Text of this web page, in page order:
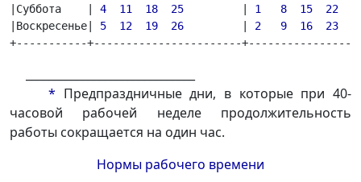
|Суббота    | 4  11  18  25
1   8  15  22
|Воскресенье| 5  12  19  26
2   9  16  23
+-----------+-----------------------
* Предпраздничные дни, в которые при 40-
часовой рабочей неделе продолжительность
работы сокращается на один час.
Нормы рабочего времени